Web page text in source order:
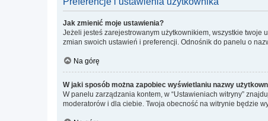
Jak zmienić moje ustawienia?
Jeżeli jesteś zarejestrowanym użytkownikiem, wszystkie twoje
zmian swoich ustawień i preferencji. Odnośnik do panelu o
Na górę
W jaki sposób można zapobiec wyświetlaniu nazwy
W panelu zarządzania kontem, w “Ustawieniach witryny”
moderatorów i dla ciebie. Twoja obecność na witrynie będzie